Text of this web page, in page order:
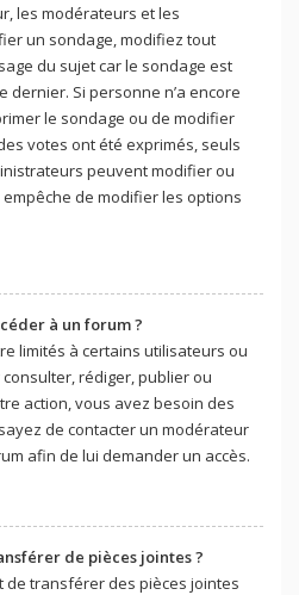
les modérateurs et les
un sondage, modifiez tout
du sujet car le sondage est
dernier. Si personne n’a encore
le sondage ou de modifier
votes ont été exprimés, seuls
peuvent modifier ou
de modifier les options
à un forum ?
limités à certains utilisateurs ou
rédiger, publier ou
action, vous avez besoin des
de contacter un modérateur
afin de lui demander un accès.
de pièces jointes ?
de transférer des pièces jointes